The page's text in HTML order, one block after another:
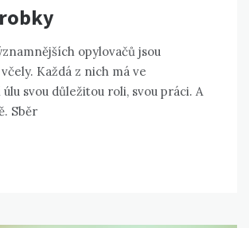
opylovačů jsou
Každá z nich má ve
svou důležitou roli, svou práci. A
Sběr